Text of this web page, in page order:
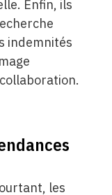
Enfin, ils
indemnités
les